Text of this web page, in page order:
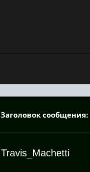
Заголовок сообщения:
Travis_Machetti